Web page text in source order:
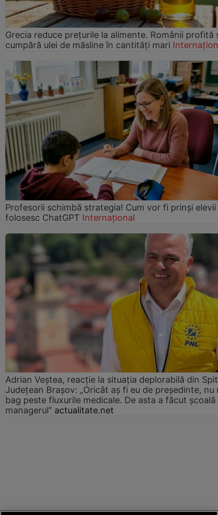
Grecia reduce prețurile la alimente. Românii profită
cumpără ulei de măsline în cantități mari
Profesorii schimbă strategia! Cum vor fi prinși elevii
folosesc ChatGPT Internațional
Adrian Veștea, reacție la situația deplorabilă din
Județean Brașov: „Oricât aș fi eu de președinte, nu
bag peste fluxurile medicale. De asta a făcut școală
managerul” actualitate.net